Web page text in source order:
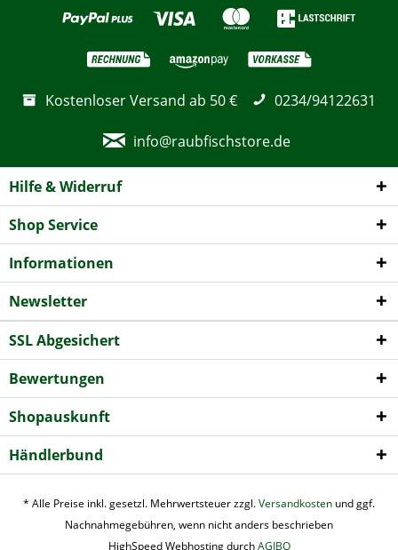
Kostenloser Versand ab 50 € 0234/94122631
info@raubfischstore.de
Hilfe & Widerruf
Shop Service
Informationen
Newsletter
SSL Abgesichert
Bewertungen
Shopauskunft
Händlerbund
* Alle Preise inkl. gesetzl. Mehrwertsteuer zzgl.Versandkosten und ggf.
Nachnahmegebühren, wenn nicht anders beschrieben
HighSpeed Webhosting durchAGIBO